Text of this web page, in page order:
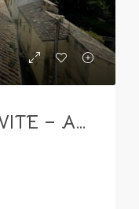
ML 724 – EXCLUSIVITE – Appartement T2 avec terrasse et vue sur le Rhône